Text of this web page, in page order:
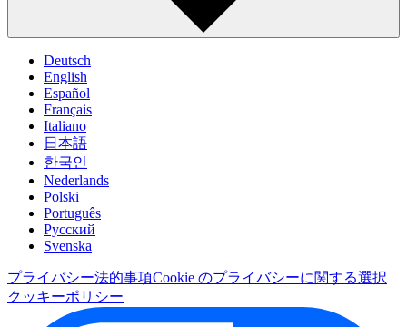
Deutsch
English
Español
Français
Italiano
日本語
한국인
Nederlands
Polski
Português
Pусский
Svenska
プライバシー法的事項Cookie のプライバシーに関する選択
クッキーポリシー